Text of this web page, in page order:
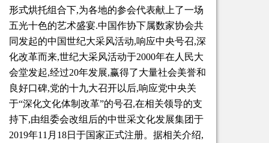
形式烘托组合下,为各地的参会代表献上了一场
五光十色的艺术盛宴.中国作协下属数家协会共
同发起的中国世纪大采风活动,响应中央号召,深
化改革而来,世纪大采风活动于2000年在人民大
会堂发起,经过20年发展,赢得了大量社会美誉和
良好口碑,党的十九大召开以后,响应党中央关
于“深化文化体制改革”的号召,在相关领导的支
持下,由组委会改组后的中世采文化发展集团于
2019年11月18日于国家正式注册。据相关介绍,